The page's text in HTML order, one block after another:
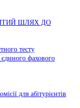
ШЛЯХ ДО
тесту
фахового
для абітурієнтів